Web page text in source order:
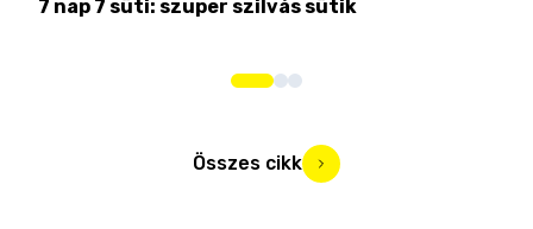
7 nap 7 süti: szuper szilvás sütik
Összes cikk